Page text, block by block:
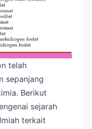
telah
sepanjang
Berikut
sejarah
terkait